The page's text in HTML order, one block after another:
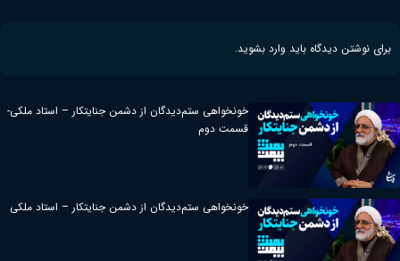
برای نوشتن دیدگاه باید وارد بشوید.
خونخواهی ستم‌دیدگان از دشمن جنایتکار – استاد ملکی-
قسمت دوم
خونخواهی ستم‌دیدگان از دشمن جنایتکار – استاد ملکی